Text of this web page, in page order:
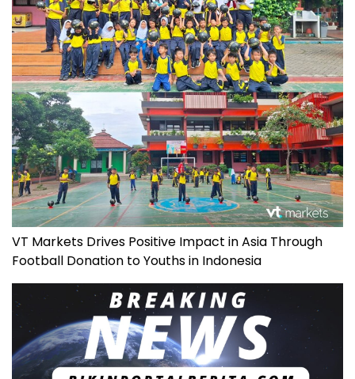
VT Markets Drives Positive Impact in Asia Through
Football Donation to Youths in Indonesia